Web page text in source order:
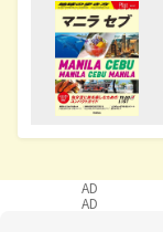
AD
AD